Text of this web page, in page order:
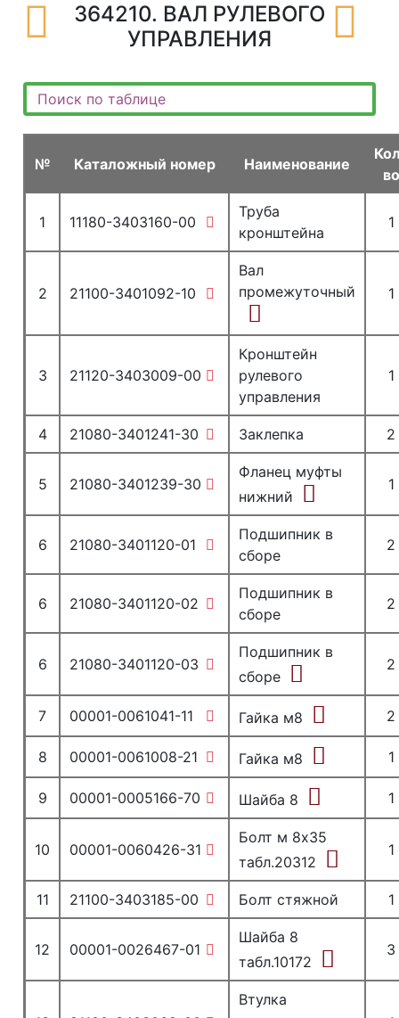
364210. ВАЛ РУЛЕВОГО
УПРАВЛЕНИЯ
№ Каталожный номер Наименование
во
1 11180-3403160-00
Труба
кронштейна
1
2 21100-3401092-10
Вал
промежуточный
1
3 21120-3403009-00
Кронштейн
рулевого
управления
1
4 21080-3401241-30 Заклепка 2
5 21080-3401239-30
Фланец муфты
нижний
1
6 21080-3401120-01
Подшипник в
сборе
2
6 21080-3401120-02
Подшипник в
сборе
2
6 21080-3401120-03
Подшипник в
сборе
2
7 00001-0061041-11 Гайка м8 2
8 00001-0061008-21 Гайка м8 1
9 00001-0005166-70 Шайба 8 1
10 00001-0060426-31
Болт м 8х35
табл.20312
1
11 21100-3403185-00 Болт стяжной 1
12 00001-0026467-01
Шайба 8
табл.10172
3
Втулка